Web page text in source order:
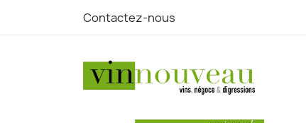
Contactez-nous